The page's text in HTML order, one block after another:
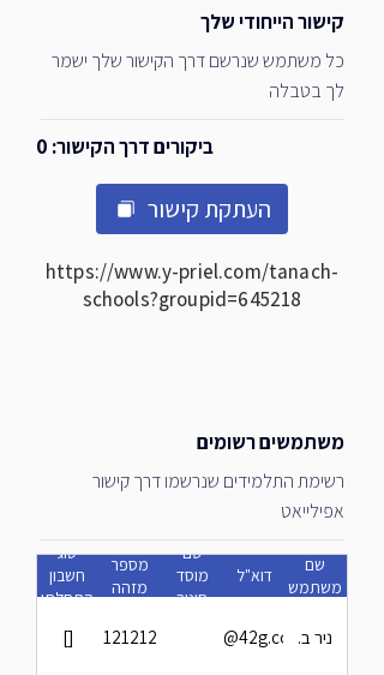
קישור הייחודי שלך
כל משתמש שנרשם דרך הקישור שלך ישמר
לך בטבלה
ביקורים דרך הקישור: 0
העתקת קישור
https://www.y-priel.com/tanach-
schools?groupid=645218
משתמשים רשומים
רשימת התלמידים שנרשמו דרך קישור
אפילייאט
שם
משתמש
דוא"ל
שם
מוסד
חינוך
מספר
מזהה
סוג
חשבון
התחלתי
ניר ב.ttt@42g.com
121212
[]